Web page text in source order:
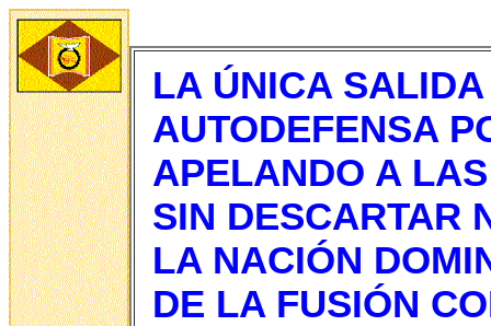
LA ÚNICA
AUTODEFENSA
APELANDO A
SIN DESCARTAR
LA NACIÓN
DE LA FUSIÓN